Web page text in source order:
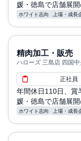
媛・徳島で店舗展開
ホワイト志向 上場・成長
精肉加工・販売
ハローズ 三島店 四国
正社員
年間休日110日、賞
媛・徳島で店舗展開
ホワイト志向 上場・成長